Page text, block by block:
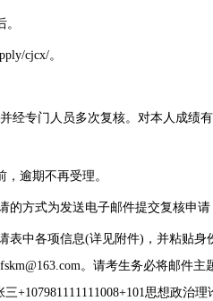
cjcx/。
经专门人员多次复核。对本人成绩
，逾期不再受理。
的方式为发送电子邮件提交复核申
表中各项信息(详见附件)，并粘贴
。请考生务必将邮件
+107981111111008+101思想政治